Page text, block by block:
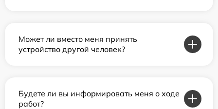
Может ли вместо меня принять
устройство другой человек?
Будете ли вы информировать меня о ходе
работ?